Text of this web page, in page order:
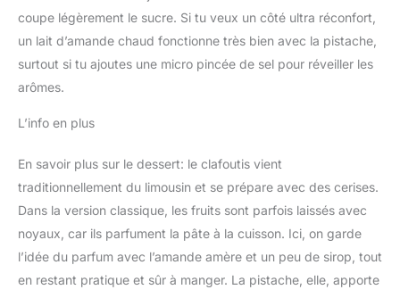
coupe légèrement le sucre. Si tu veux un côté ultra réconfort,
un lait d’amande chaud fonctionne très bien avec la pistache,
surtout si tu ajoutes une micro pincée de sel pour réveiller les
arômes.
L’info en plus
En savoir plus sur le dessert: le clafoutis vient
traditionnellement du limousin et se prépare avec des cerises.
Dans la version classique, les fruits sont parfois laissés avec
noyaux, car ils parfument la pâte à la cuisson. Ici, on garde
l’idée du parfum avec l’amande amère et un peu de sirop, tout
en restant pratique et sûr à manger. La pistache, elle, apporte